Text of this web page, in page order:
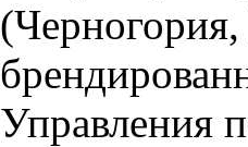
Управления